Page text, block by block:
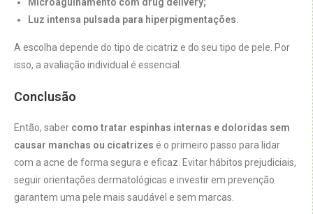
Microagulhamento com drug delivery;
Luz intensa pulsada para hiperpigmentações.
A escolha depende do tipo de cicatriz e do seu tipo de pele. Por
isso, a avaliação individual é essencial.
Conclusão
Então, saber como tratar espinhas internas e doloridas sem
causar manchas ou cicatrizes é o primeiro passo para lidar
com a acne de forma segura e eficaz. Evitar hábitos prejudiciais,
seguir orientações dermatológicas e investir em prevenção
garantem uma pele mais saudável e sem marcas.